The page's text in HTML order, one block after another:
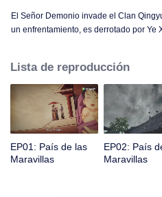
El Señor Demonio invade el Clan
un enfrentamiento, es derrotado por Ye
misteriosa, An Yun, y se enreda en la
Xingyun.
Lista de reproducción
EP01: País de las
Maravillas
EP02: País
Maravillas